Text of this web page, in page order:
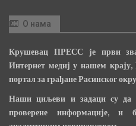
О нама
Крушевац ПРЕСС је први
Интернет медиј у нашем
портал за грађане Расинског
Наши циљеви и задаци су да
проверене информације,